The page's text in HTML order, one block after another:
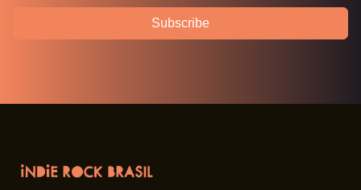
Subscribe